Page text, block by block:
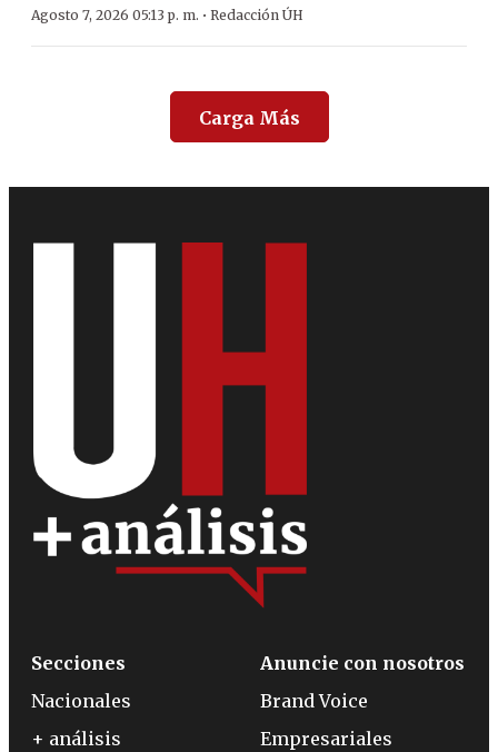
Agosto 7, 2026 05:13 p. m. · Redacción ÚH
Carga Más
Secciones
Nacionales
+ análisis
Anuncie con nosotros
Brand Voice
Empresariales